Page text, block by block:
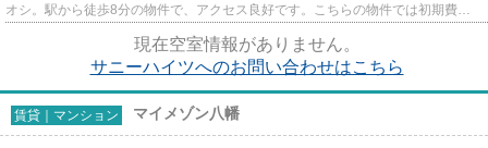
オシ。駅から徒歩8分の物件で、アクセス良好です。こちらの物件では初期費用
現在空室情報がありません。
サニーハイツへのお問い合わせはこちら
賃貸｜マンション マイメゾン八幡